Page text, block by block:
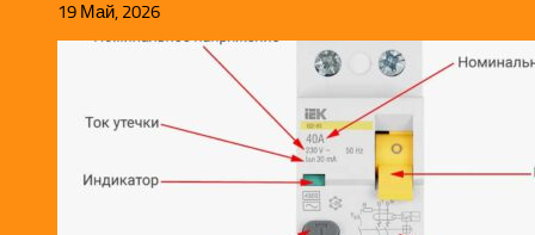
19 Май, 2026